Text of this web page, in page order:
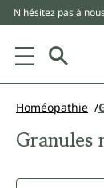
principal
N'hésitez pas à
Homéopathie
Granules